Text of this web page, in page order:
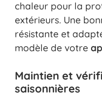
chaleur pour la
extérieurs. Une
résistante et
modèle de votre
Maintien et
saisonnières